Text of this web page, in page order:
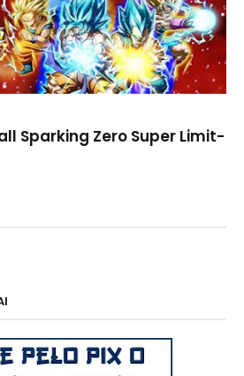
Sparking Zero Super Limit-